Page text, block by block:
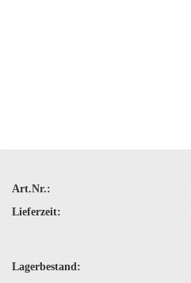
Art.Nr.:
Lieferzeit:
Lagerbestand: